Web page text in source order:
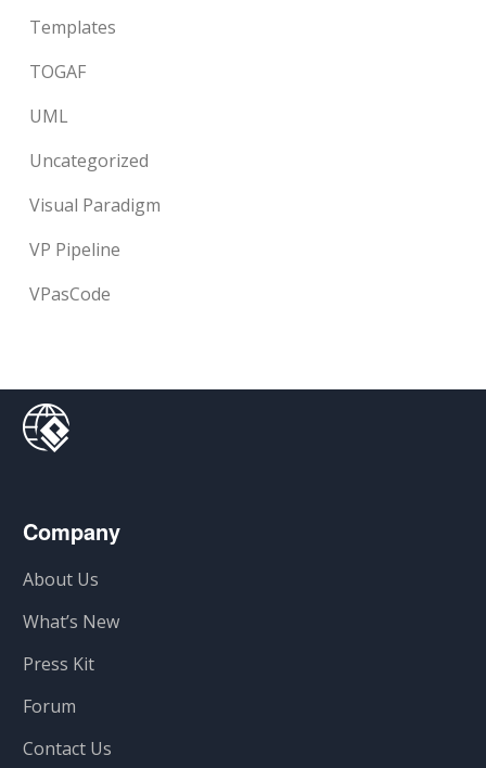
Templates
TOGAF
UML
Uncategorized
Visual Paradigm
VP Pipeline
VPasCode
Company
About Us
What’s New
Press Kit
Forum
Contact Us